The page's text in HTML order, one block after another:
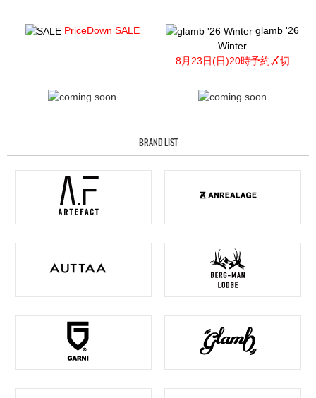
PriceDown SALE
glamb '26
Winter
8月23日(日)20時予約〆切
BRAND LIST